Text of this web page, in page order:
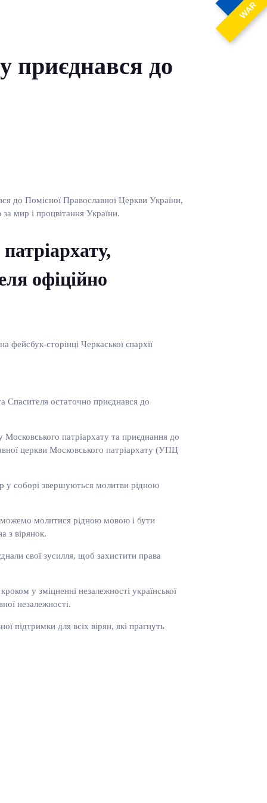
WAR
приєднався до
до Помісної Православної Церкви України,
мир і процвітання України.
офіційно
сторінці Черкаської єпархії
Спасителя остаточно приєднався до
патріархату та приєднання до
церкви Московського патріархату (УПЦ
у соборі звершуються молитви рідною
можемо молитися рідною мовою і бути
з вірянок.
свої зусилля, щоб захистити права
у зміцненні незалежності української
незалежності.
підтримки для всіх вірян, які прагнуть